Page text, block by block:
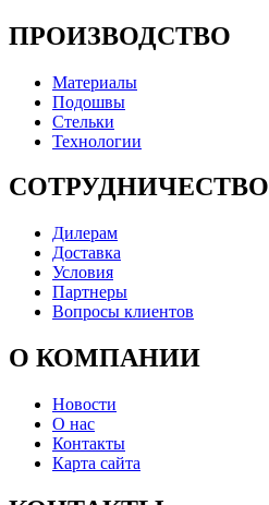
ПРОИЗВОДСТВО
Материалы
Подошвы
Стельки
Технологии
СОТРУДНИЧЕСТВО
Дилерам
Доставка
Условия
Партнеры
Вопросы клиентов
О КОМПАНИИ
Новости
О нас
Контакты
Карта сайта